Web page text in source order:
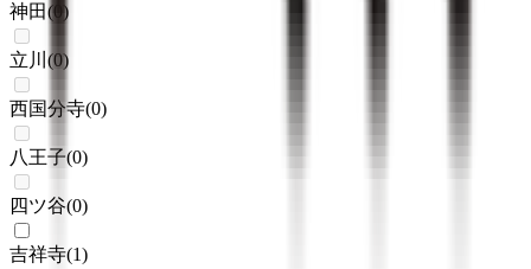
神田(0 )
立川 (0)
西国分寺(0)
八王子(0)
四ツ谷(0)
吉祥寺(1)